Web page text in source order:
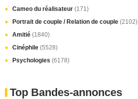
Cameo du réalisateur (171)
Portrait de couple / Relation de couple (2102)
Amitié (1840)
Cinéphile (5528)
Psychologies (6178)
Top Bandes-annonces